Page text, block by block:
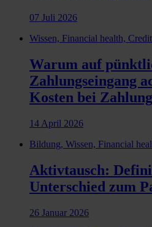
07 Juli 2026
Wissen, Financial health,
Warum auf
Zahlungseingang
Kosten bei
14 April 2026
Bildung, Wissen, Financial
Aktivtausch:
Unterschied zum
26 Januar 2026